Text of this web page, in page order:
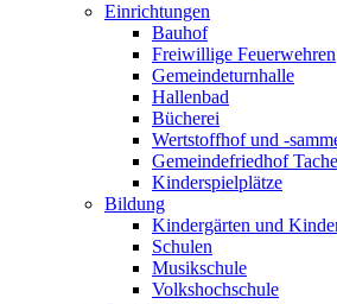
Einrichtungen
Bauhof
Freiwillige Feuerwehren
Gemeindeturnhalle
Hallenbad
Bücherei
Wertstoffhof und -
Gemeindefriedhof
Kinderspielplätze
Bildung
Kindergärten und
Schulen
Musikschule
Volkshochschule